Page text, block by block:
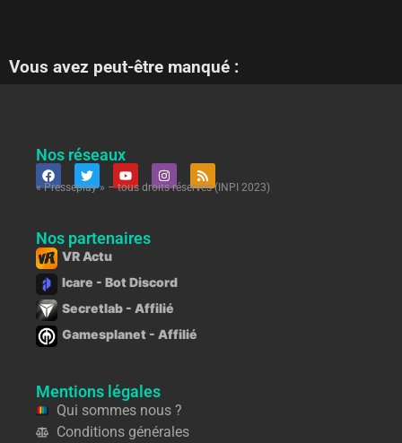
Vous avez peut-être manqué :
Nos réseaux
« Presseplay » – tous droits réservés (INPI 2023)
Nos partenaires
VR Actu
Icare - Bot Discord
Secretlab - Affilié
Gamesplanet - Affilié
Mentions légales
Qui sommes nous ?
Conditions générales